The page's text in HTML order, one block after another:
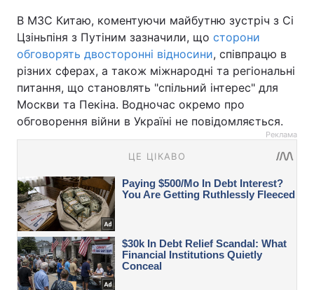
В МЗС Китаю, коментуючи майбутню зустріч з Сі
Цзіньпіня з Путіним зазначили, що сторони
обговорять двосторонні відносини, співпрацю в
різних сферах, а також міжнародні та регіональні
питання, що становлять "спільний інтерес" для
Москви та Пекіна. Водночас окремо про
обговорення війни в Україні не повідомляється.
Реклама